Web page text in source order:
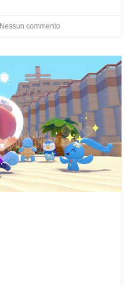
Nessun commento